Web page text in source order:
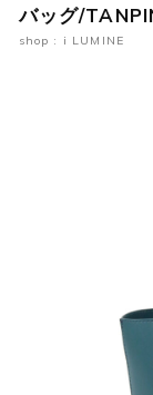
バッグ/
shop : i LUMINE